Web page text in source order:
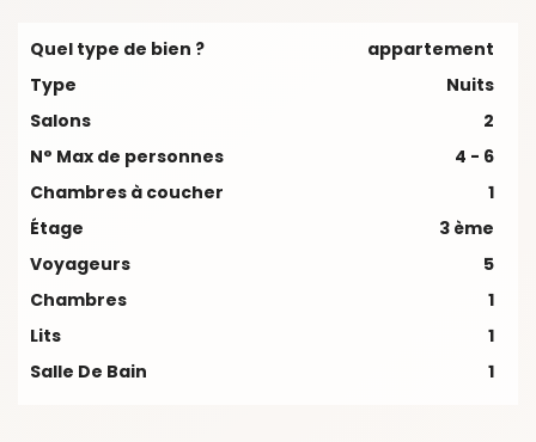
Quel type de bien ?
appartement
Type
Nuits
Salons
2
N° Max de personnes
4 - 6
Chambres à coucher
1
Étage
3 ème
Voyageurs
5
Chambres
1
Lits
1
Salle De Bain
1